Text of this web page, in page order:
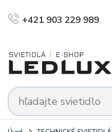
+421 903 229 989